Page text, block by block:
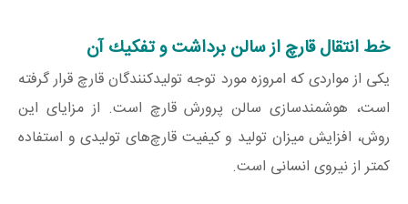
خط انتقال قارچ از سالن برداشت و تفكيك آن
یکی از مواردی که امروزه مورد توجه تولیدکنندگان قارچ قرار گرفته
است، هوشمندسازی سالن پرورش قارچ است. از مزایای این
روش، افزایش میزان تولید و کیفیت قارچ‌های تولیدی و استفاده
کمتر از نیروی انسانی است.